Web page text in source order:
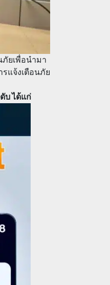
ยเพื่อนำมา
แจ้งเตือนภัย
บ ได้แก่